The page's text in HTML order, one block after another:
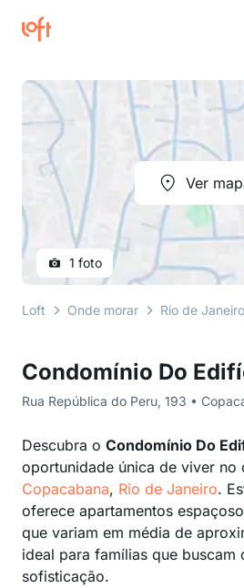
Condomínio Do
Rua República do Peru, 193 •
Descubra o Condomínio Do
oportunidade única de viver no
Copacabana, Rio de Janeiro.
oferece apartamentos
que variam em média de
ideal para famílias que buscam
sofisticação.
Ver
1 foto
Loft Onde morar Rio de Janeiro